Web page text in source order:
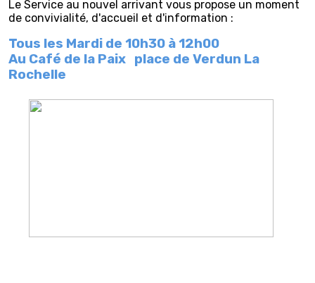
Le Service au nouvel arrivant vous propose un moment
de convivialité, d'accueil et d'information :
Tous les Mardi de 10h30 à 12h00
Au Café de la Paix place de Verdun La
Rochelle